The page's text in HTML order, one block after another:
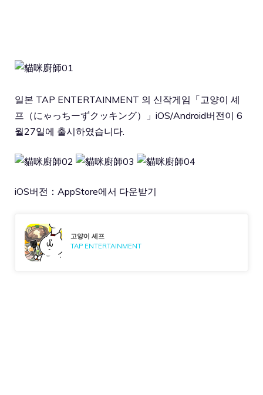
일본 TAP ENTERTAINMENT 의 신작게임「고양이 셰
프（にゃっちーずクッキング）」iOS/Android버전이 6
월27일에 출시하였습니다.
iOS버전： AppStore에서 다운받기
고양이 셰프
TAP ENTERTAINMENT